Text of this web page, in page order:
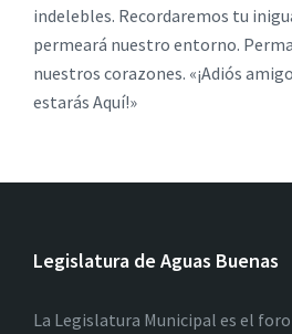
indelebles. Recordaremos tu
permeará nuestro entorno.
nuestros corazones. «¡Adiós
estarás Aquí!»
Legislatura de Aguas Buenas
La Legislatura Municipal es el